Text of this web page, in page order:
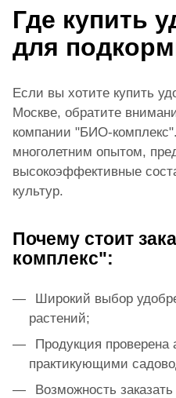
Где купить
для
Если вы хотите купить
Москве, обратите
компании "БИО-
многолетним опытом,
высокоэффективные
культур.
Почему стоит
комплекс":
Широкий выбор
растений;
Продукция проверена
практикующими
Возможность